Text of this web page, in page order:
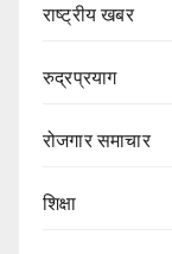
राष्ट्रीय खबर
रुद्रप्रयाग
रोजगार समाचार
शिक्षा